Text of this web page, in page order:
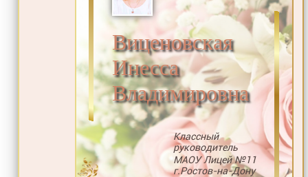
Виценовская
Инесса
Владимировна
Классный
руководитель
МАОУ Лицей №11
г.Ростов-на-Дону